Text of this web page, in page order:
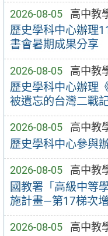
2026-08-05 高中教
歷史學科中心辦理
書會暑期成果分享
2026-08-05 高中教
歷史學科中心辦理
被遺忘的台灣二戰
2026-08-05 高中教
歷史學科中心參與
2026-08-05 高中教
國教署「高級中等
施計畫—第17梯次
2026-08-05 高中教